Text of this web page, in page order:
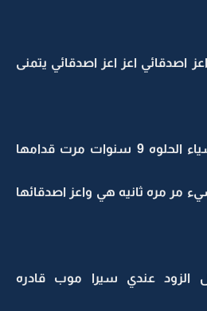
اصدقائي اعز اعز اصدقائي يتمنى
؛مر من قدامها كل الاشياء الحلوه 9 سنوات مرت قدامها
مر مره ثانيه هي واعز اصدقائها
الزود عندي سيرا موب قادره